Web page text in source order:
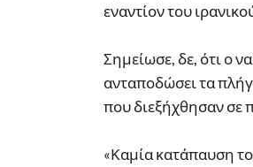
εναντίον του
Σημείωσε, δε, ότι ο
ανταποδώσει τα
που διεξήχθησαν σε
«Καμία κατάπαυση